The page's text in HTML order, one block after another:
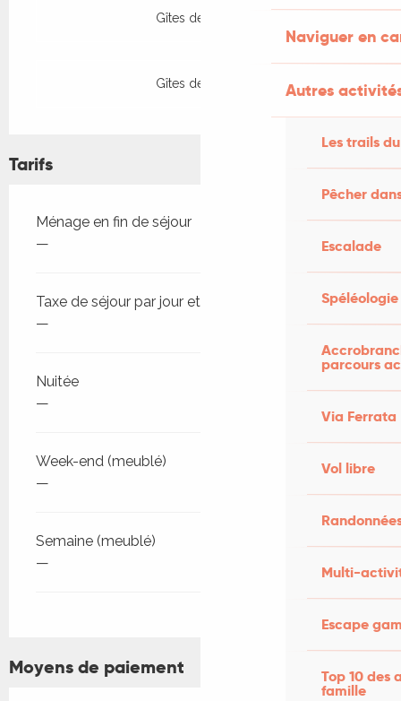
Naviguer en
Autres
Les trails
Pêcher
Escalade
Spéléologie
parcours
Via Ferrata
Vol libre
Multi-
Escape
Top 10 des
famille
Gîtes de France
Gîtes de France
Tarifs
Tarifs 2026
Ménage en fin de séjour
—
Taxe de séjour par jour et par personne
—
Nuitée
—
Week-end (meublé)
—
Semaine (meublé)
—
Moyens de paiement